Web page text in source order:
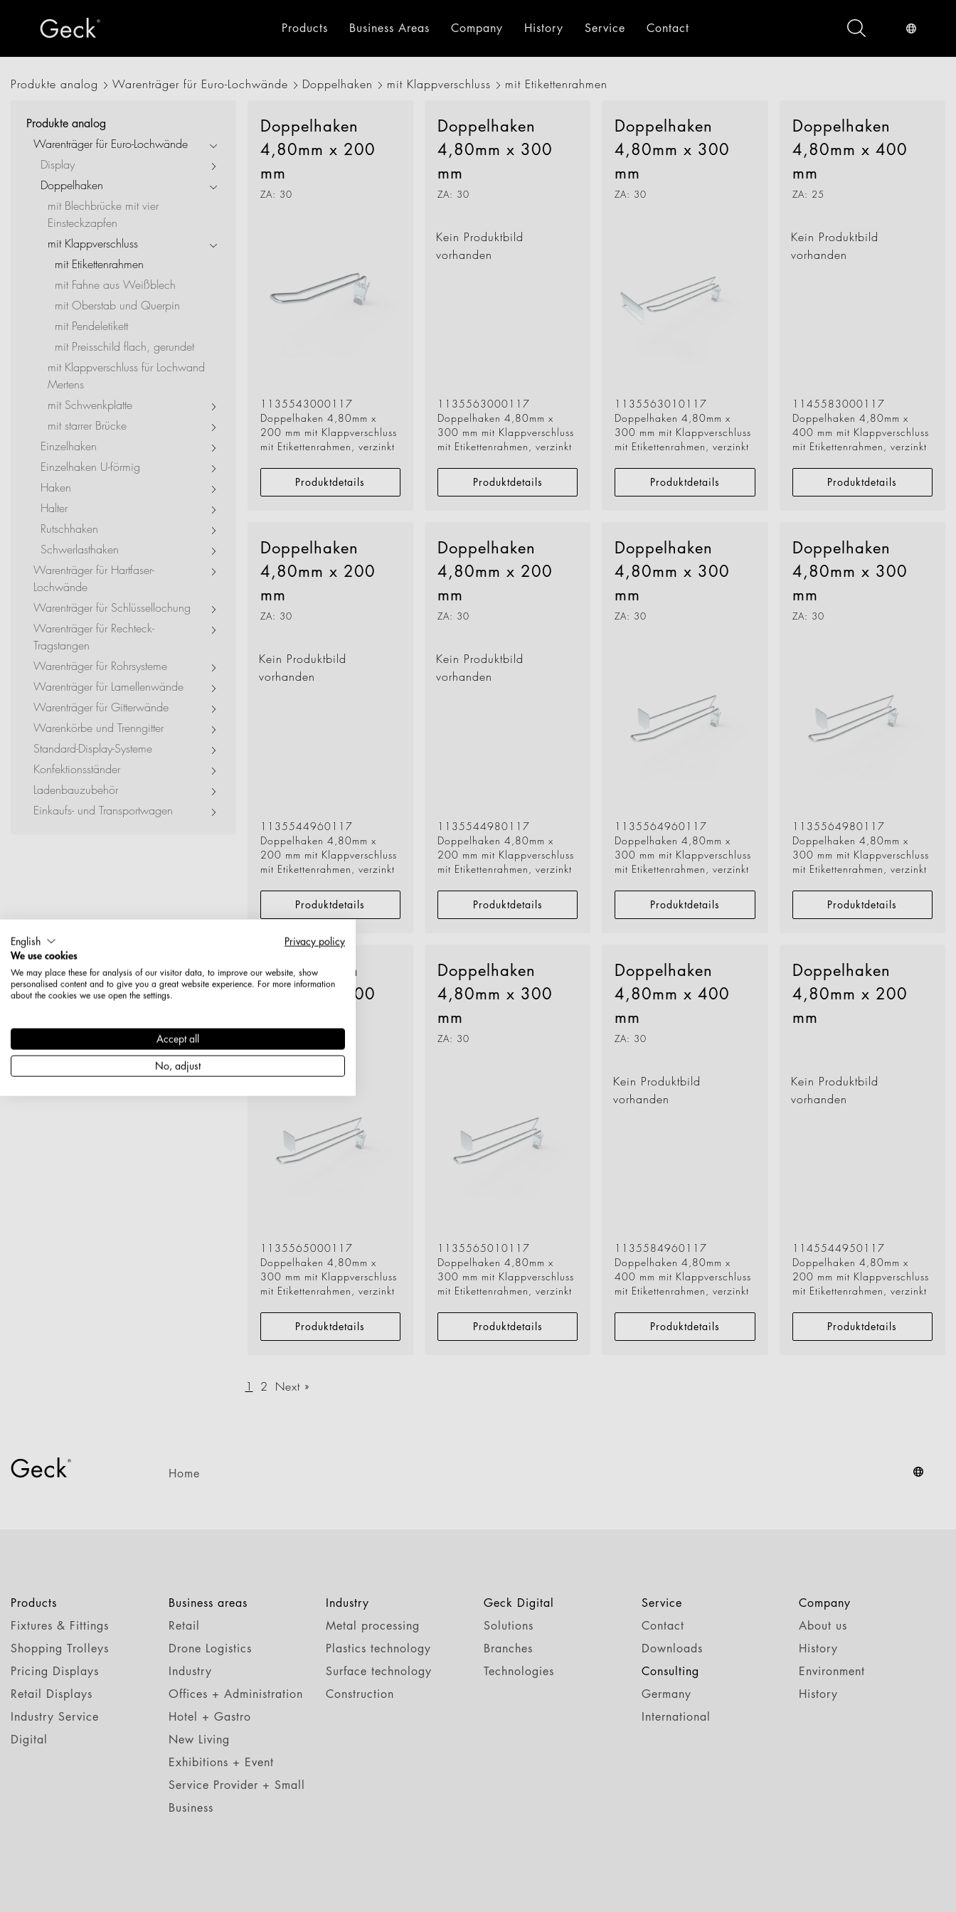
Products
All Products Fixtures & Fittings Shopping Trolleys
Business Areas
Drone Logistics
Industry
New Living
Service Provider + Small Business
Geck Digital
Company
About us
History Service
Consulting
International
Germany
Contact
Produkte analog Warenträger für Euro-Lochwände Doppelhaken mit Klappverschluss mit Etikettenrahmen
Produkte analog
Warenträger für Euro-Lochwände
Display
Doppelhaken
mit Blechbrücke mit vier
Einsteckzapfen
mit Klappverschluss
mit Etikettenrahmen
mit Fahne aus Weißblech
mit Oberstab und Querpin
mit Pendeletikett
mit Preisschild flach, gerundet
mit Klappverschluss für Lochwand
Mertens
mit Schwenkplatte
mit starrer Brücke
Einzelhaken
Einzelhaken U-förmig
Haken
Halter
Rutschhaken
Schwerlasthaken
Warenträger für Hartfaser-
Lochwände
Warenträger für Schlüssellochung
Warenträger für Rechteck-
Tragstangen
Warenträger für Rohrsysteme
Warenträger für Lamellenwände
Warenträger für Gitterwände
Warenkörbe und Trenngitter
Standard-Display-Systeme
Konfektionsständer
Ladenbauzubehör
Einkaufs- und Transportwagen
Doppelhaken
4,80mm x 200
mm
ZA: 30
1135543000117
Doppelhaken 4,80mm x
200 mm mit Klappverschluss
mit Etikettenrahmen, verzinkt
Produktdetails
Doppelhaken
4,80mm x 300
mm
ZA: 30
Kein Produktbild
vorhanden
1135563000117
Doppelhaken 4,80mm x
300 mm mit Klappverschluss
mit Etikettenrahmen, verzinkt
Produktdetails
Doppelhaken
4,80mm x 300
mm
ZA: 30
1135563010117
Doppelhaken 4,80mm x
300 mm mit Klappverschluss
mit Etikettenrahmen, verzinkt
Produktdetails
Doppelhaken
4,80mm x 400
mm
ZA: 25
Kein Produktbild
vorhanden
1145583000117
Doppelhaken 4,80mm x
400 mm mit Klappverschluss
mit Etikettenrahmen, verzinkt
Produktdetails
Doppelhaken
4,80mm x 200
mm
ZA: 30
Kein Produktbild
vorhanden
1135544960117
Doppelhaken 4,80mm x
200 mm mit Klappverschluss
mit Etikettenrahmen, verzinkt
Produktdetails
Doppelhaken
4,80mm x 200
mm
ZA: 30
Kein Produktbild
vorhanden
1135544980117
Doppelhaken 4,80mm x
200 mm mit Klappverschluss
mit Etikettenrahmen, verzinkt
Produktdetails
Doppelhaken
4,80mm x 300
mm
ZA: 30
1135564960117
Doppelhaken 4,80mm x
300 mm mit Klappverschluss
mit Etikettenrahmen, verzinkt
Produktdetails
Doppelhaken
4,80mm x 300
mm
ZA: 30
1135564980117
Doppelhaken 4,80mm x
300 mm mit Klappverschluss
mit Etikettenrahmen, verzinkt
Produktdetails
Doppelhaken
4,80mm x 300
1135565000117
Doppelhaken 4,80mm x
300 mm mit Klappverschluss
mit Etikettenrahmen, verzinkt
Produktdetails
Doppelhaken
4,80mm x 300
mm
ZA: 30
1135565010117
Doppelhaken 4,80mm x
300 mm mit Klappverschluss
mit Etikettenrahmen, verzinkt
Produktdetails
Doppelhaken
4,80mm x 400
mm
ZA: 30
Kein Produktbild
vorhanden
1135584960117
Doppelhaken 4,80mm x
400 mm mit Klappverschluss
mit Etikettenrahmen, verzinkt
Produktdetails
Doppelhaken
4,80mm x 200
mm
Kein Produktbild
vorhanden
1145544950117
Doppelhaken 4,80mm x
200 mm mit Klappverschluss
mit Etikettenrahmen, verzinkt
Produktdetails
1 2 Next »
Home
Products
Fixtures & Fittings
Shopping Trolleys
Pricing Displays
Retail Displays
Industry Service
Digital
Business areas
Retail
Drone Logistics
Industry
Offices + Administration
Hotel + Gastro
New Living
Exhibitions + Event
Service Provider + Small
Business
Industry
Metal processing
Plastics technology
Surface technology
Construction
Geck Digital
Solutions
Branches
Technologies
Service
Contact
Downloads
Consulting
Germany
International
Company
About us
History
Environment
History
English
Privacy policy
We use cookies
We may place these for analysis of our visitor data, to improve our website, show
personalised content and to give you a great website experience. For more information
about the cookies we use open the settings.
Accept all
No, adjust